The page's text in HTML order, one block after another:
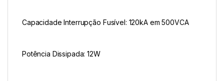
Capacidade Interrupção Fusível: 120kA em 500VCA
Potência Dissipada: 12W